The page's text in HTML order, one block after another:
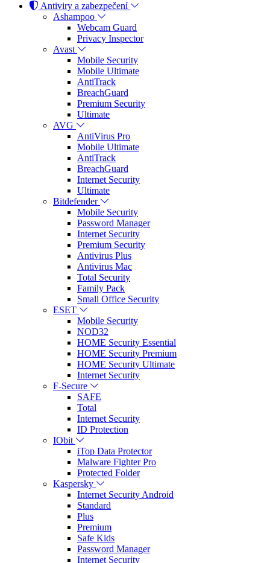
Antiviry a zabezpečení
Ashampoo
Webcam Guard
Privacy Inspector
Avast
Mobile Security
Mobile Ultimate
AntiTrack
BreachGuard
Premium Security
Ultimate
AVG
AntiVirus Pro
Mobile Ultimate
AntiTrack
BreachGuard
Internet Security
Ultimate
Bitdefender
Mobile Security
Password Manager
Internet Security
Premium Security
Antivirus Plus
Antivirus Mac
Total Security
Family Pack
Small Office Security
ESET
Mobile Security
NOD32
HOME Security Essential
HOME Security Premium
HOME Security Ultimate
Internet Security
F-Secure
SAFE
Total
Internet Security
ID Protection
IObit
iTop Data Protector
Malware Fighter Pro
Protected Folder
Kaspersky
Internet Security Android
Standard
Plus
Premium
Safe Kids
Password Manager
Internet Security